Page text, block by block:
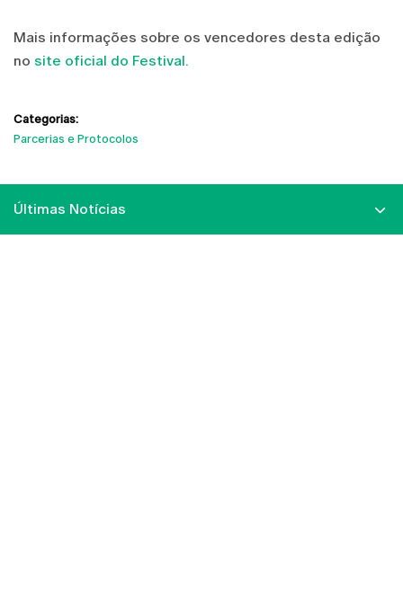
Mais informações sobre os vencedores desta edição
no site oficial do Festival.
Categorias:
Parcerias e Protocolos
Últimas Notícias